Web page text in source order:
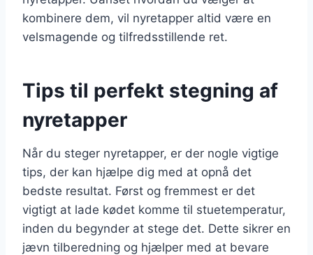
kombinere dem, vil nyretapper altid være en
velsmagende og tilfredsstillende ret.
Tips til perfekt stegning af
nyretapper
Når du steger nyretapper, er der nogle vigtige
tips, der kan hjælpe dig med at opnå det
bedste resultat. Først og fremmest er det
vigtigt at lade kødet komme til stuetemperatur,
inden du begynder at stege det. Dette sikrer en
jævn tilberedning og hjælper med at bevare